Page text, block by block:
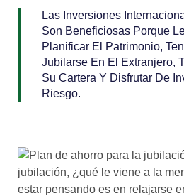
Las Inversiones
Son Beneficiosas Porque
Planificar El Patrimonio,
Jubilarse En El Extranjero,
Su Cartera Y Disfrutar De
Riesgo.
jubilación, ¿qué le viene a la
estar pensando es en relajarse